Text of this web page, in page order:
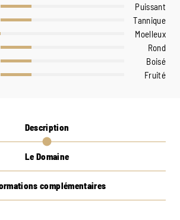
Puissant
Tannique
Moelleux
Rond
Boisé
Fruité
Description
Le Domaine
complémentaires